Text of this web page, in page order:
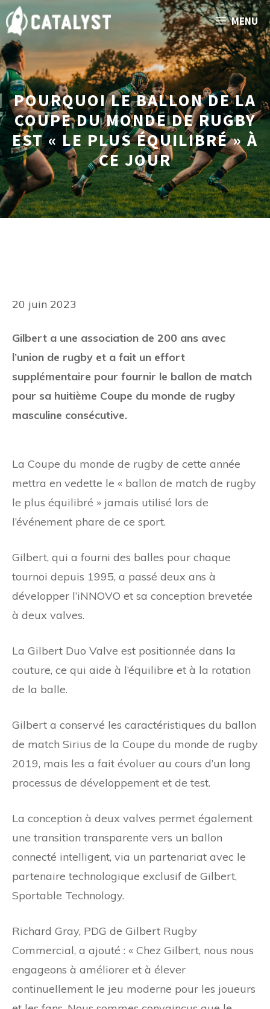
Aller
au
contenu
MENU
POURQUOI LE BALLON DE LA
COUPE DU MONDE DE RUGBY
EST « LE PLUS ÉQUILIBRÉ » À
CE JOUR
20 juin 2023
Gilbert a une association de 200 ans avec
l’union de rugby et a fait un effort
supplémentaire pour fournir le ballon de match
pour sa huitième Coupe du monde de rugby
masculine consécutive.
La Coupe du monde de rugby de cette année
mettra en vedette le « ballon de match de rugby
le plus équilibré » jamais utilisé lors de
l’événement phare de ce sport.
Gilbert, qui a fourni des balles pour chaque
tournoi depuis 1995, a passé deux ans à
développer l’iNNOVO et sa conception brevetée
à deux valves.
La Gilbert Duo Valve est positionnée dans la
couture, ce qui aide à l’équilibre et à la rotation
de la balle.
Gilbert a conservé les caractéristiques du ballon
de match Sirius de la Coupe du monde de rugby
2019, mais les a fait évoluer au cours d’un long
processus de développement et de test.
La conception à deux valves permet également
une transition transparente vers un ballon
connecté intelligent, via un partenariat avec le
partenaire technologique exclusif de Gilbert,
Sportable Technology.
Richard Gray, PDG de Gilbert Rugby
Commercial, a ajouté : « Chez Gilbert, nous nous
engageons à améliorer et à élever
continuellement le jeu moderne pour les joueurs